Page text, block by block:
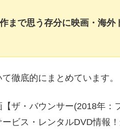
まで思う存分に映画・海
徹底的にまとめています。
ザ・バウンサー(2018年
ビス・レンタルDVD情報